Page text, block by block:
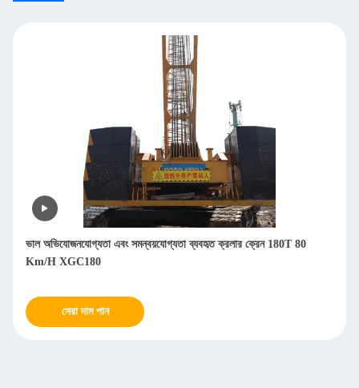
ভাল অভিযোজনযোগ্যতা এবং সমন্বয়যোগ্যতা ব্যবহৃত ক্রলার ক্রেন 180T 80
Km/H XGC180
সেরা দাম পান